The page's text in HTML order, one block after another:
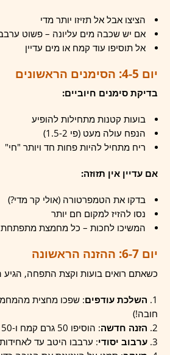
הציצו אבל אל תזיזו יותר מדי
אם יש שכבה מים עליונה – פשוט
אל תוסיפו עוד קמח או מים עדיין
יום 4-5: הסימנים הראשונים
בדיקת סימנים חיוביים:
בועות קטנות מתחילות להופיע
הנפח עולה מעט (פי 1.5-2)
ריח מתחיל להיות פחות חד ויותר "חי"
אם עדיין אין תזוזה:
בדקו את הטמפרטורה (אולי קר מדי?)
נסו להזיז למקום חם יותר
המשיכו לחכות – כל מחמצת
יום 6-7: ההזנה הראשונה
כשאתם רואים בועות וקצת התפחה, הגיע
השלכת עודפים: שפכו מחצית
חובה!)
הזנה חדשה: הוסיפו 50 גרם קמח ו-50 מ"ל מים
ערבוב יסודי: ערבבו היטב עד לאחידות